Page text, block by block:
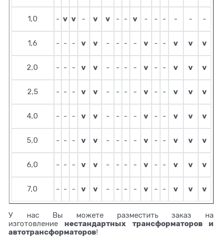
1,0 - v v - v v - - v - - - - - -
1,6 - - - v v - - - - v - - v v v
2,0 - - - v v - - - - v - - v v v
2,5 - - - v v - - - - v - - v v v
4,0 - - - v v - - - - v - - v v v
5,0 - - - v v - - - - v - - v v v
6,0 - - - v v - - - - v - - v v v
7,0 - - - v v - - - - v - - v v v
У нас Вы можете разместить заказ на
изготовлениенестандартных трансформаторов и
автотрансформаторов!